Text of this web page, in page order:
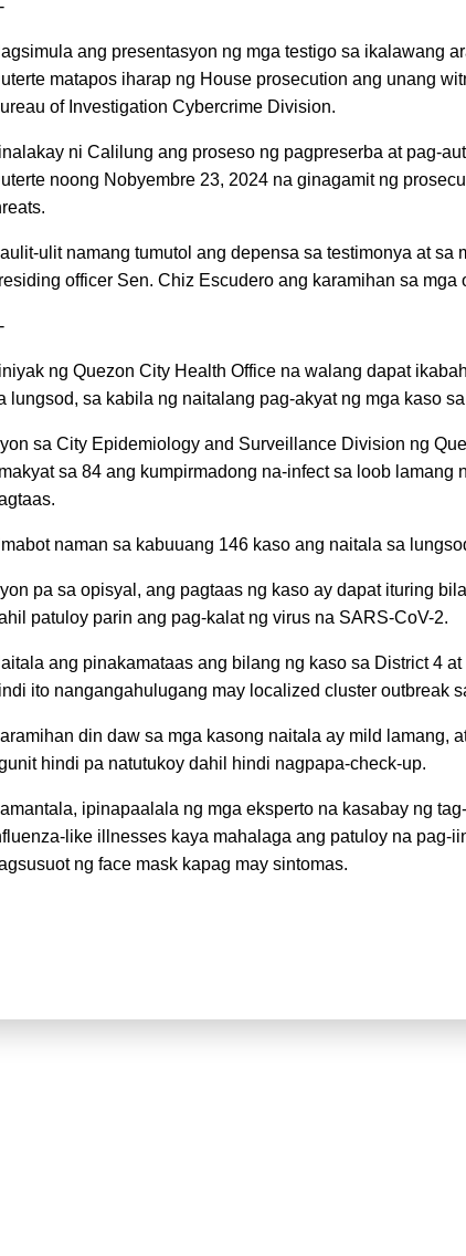
ang presentasyon ng mga testigo sa ikalawang
matapos iharap ng House prosecution ang unang
of Investigation Cybercrime Division.
ni Calilung ang proseso ng pagpreserba at pag-
noong Nobyembre 23, 2024 na ginagamit ng
ulit namang tumutol ang depensa sa testimonya at
officer Sen. Chiz Escudero ang karamihan sa
ng Quezon City Health Office na walang dapat
lungsod, sa kabila ng naitalang pag-akyat ng mga kaso
sa City Epidemiology and Surveillance Division ng
sa 84 ang kumpirmadong na-infect sa loob
naman sa kabuuang 146 kaso ang naitala sa
pa sa opisyal, ang pagtaas ng kaso ay dapat ituring
patuloy parin ang pag-kalat ng virus na SARS-CoV-2.
ang pinakamataas ang bilang ng kaso sa District 4
ito nangangahulugang may localized cluster outbreak
din daw sa mga kasong naitala ay mild lamang,
hindi pa natutukoy dahil hindi nagpapa-check-up.
ipinapaalala ng mga eksperto na kasabay ng
like illnesses kaya mahalaga ang patuloy na pag-
ng face mask kapag may sintomas.